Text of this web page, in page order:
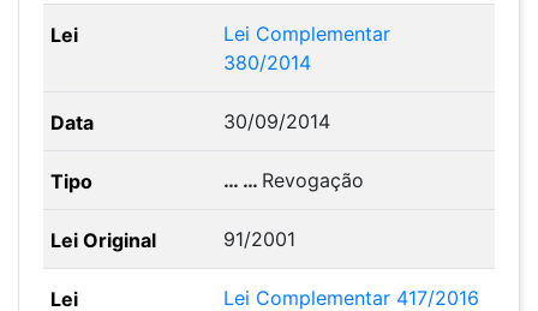
Lei Complementar
380/2014
30/09/2014
… … Revogação
91/2001
Lei Complementar 417/2016